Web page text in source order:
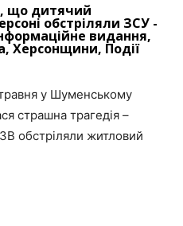
що дитячий
обстріляли ЗСУ -
видання,
Херсонщини, Події
у Шуменському
страшна трагедія –
обстріляли житловий